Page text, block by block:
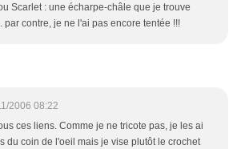
Scarlet : une écharpe-châle que je trouve
par contre, je ne l'ai pas encore tentée !!!
2006 08:22
ces liens. Comme je ne tricote pas, je les ai
du coin de l'oeil mais je vise plutôt le crochet